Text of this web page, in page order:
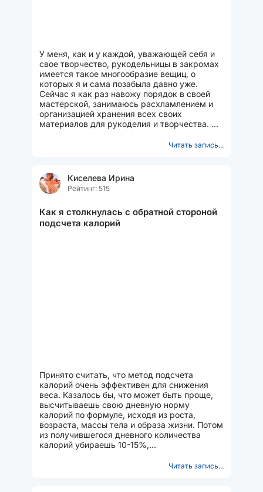
У меня, как и у каждой, уважающей себя и
свое творчество, рукодельницы в закромах
имеется такое многообразие вещиц, о
которых я и сама позабыла давно уже.
Сейчас я как раз навожу порядок в своей
мастерской, занимаюсь расхламлением и
организацией хранения всех своих
материалов для рукоделия и творчества. На
Читать запись...
Киселева Ирина
Рейтинг: 515
Как я столкнулась с обратной стороной
подсчета калорий
Принято считать, что метод подсчета
калорий очень эффективен для снижения
веса. Казалось бы, что может быть проще,
высчитываешь свою дневную норму
калорий по формуле, исходя из роста,
возраста, массы тела и образа жизни. Потом
из получившегося дневного количества
калорий убираешь 10-15%,
Читать запись...